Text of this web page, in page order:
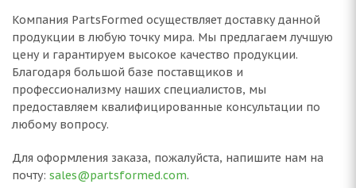
Компания PartsFormed осуществляет доставку данной
продукции в любую точку мира. Мы предлагаем лучшую
цену и гарантируем высокое качество продукции.
Благодаря большой базе поставщиков и
профессионализму наших специалистов, мы
предоставляем квалифицированные консультации по
любому вопросу.
Для оформления заказа, пожалуйста, напишите нам на
почту: sales@partsformed.com.